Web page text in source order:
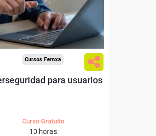
Sector
a las Empresas.
Cursos Femxa
para usuarios
Curso Gratuito
10 horas